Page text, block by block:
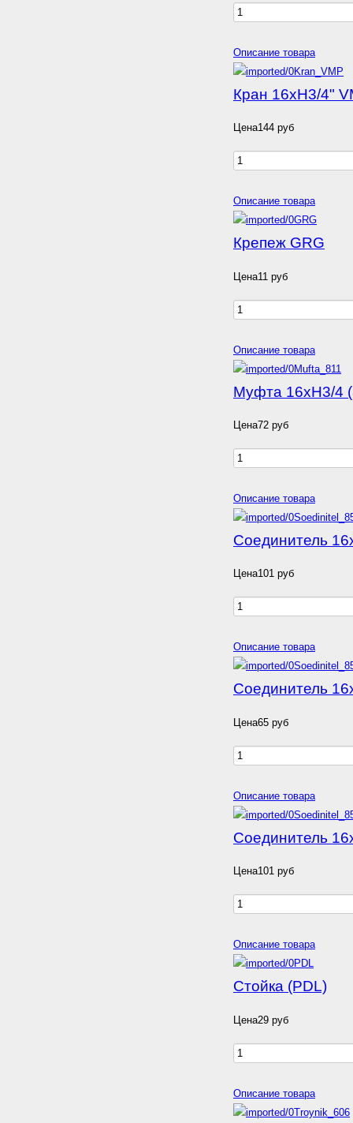
Описание товара
Кран 16хН3/4"
Цена144 руб
Описание товара
Крепеж GRG
Цена11 руб
Описание товара
Муфта 16хH3/4
Цена72 руб
Описание товара
Соединитель
Цена101 руб
Описание товара
Соединитель
Цена65 руб
Описание товара
Соединитель
Цена101 руб
Описание товара
Стойка (PDL)
Цена29 руб
Описание товара